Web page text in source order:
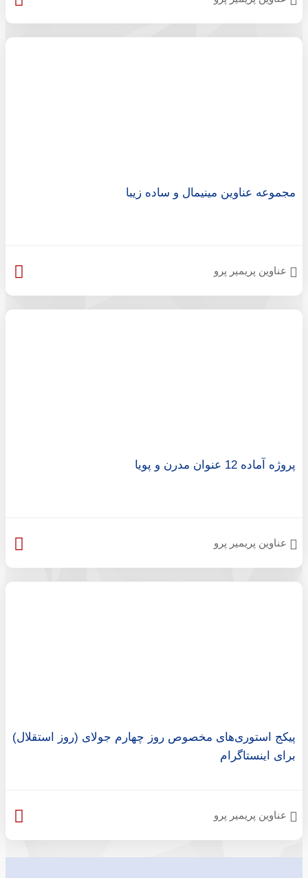
مجموعه عناوین مینیمال و ساده زیبا
عناوین پریمیر پرو
پروژه آماده 12 عنوان مدرن و پویا
عناوین پریمیر پرو
پیکج استوری‌های مخصوص روز چهارم جولای (روز استقلال)
برای اینستاگرام
عناوین پریمیر پرو